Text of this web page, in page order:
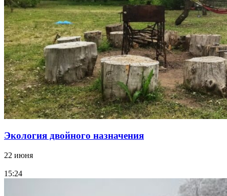
Экология двойного назначения
22 июня
15:24